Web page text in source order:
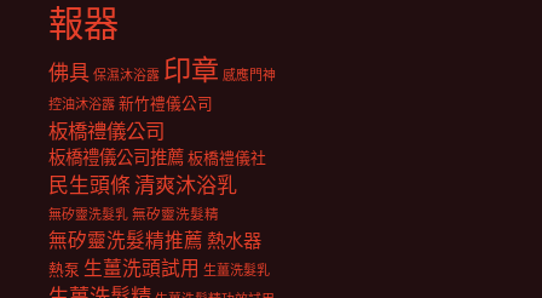
報器
佛具 保濕沐浴露 印章 感應門神
控油沐浴露 新竹禮儀公司
板橋禮儀公司
板橋禮儀公司推薦板橋禮儀社
民生頭條清爽沐浴乳
無矽靈洗髮乳 無矽靈洗髮精
無矽靈洗髮精推薦 熱水器
熱泵 生薑洗頭試用 生薑洗髮乳